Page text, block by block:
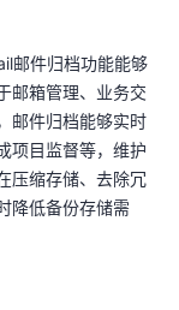
邮件归档功能能够
邮箱管理、业务交
邮件归档能够实时
项目监督等，维护
压缩存储、去除冗
降低备份存储需